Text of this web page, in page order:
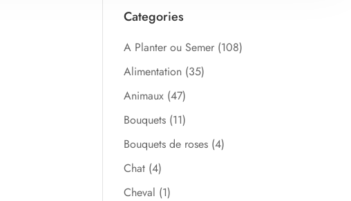
Categories
A Planter ou Semer (108)
Alimentation (35)
Animaux (47)
Bouquets (11)
Bouquets de roses (4)
Chat (4)
Cheval (1)